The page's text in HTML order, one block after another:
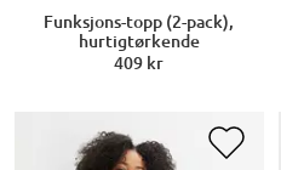
Funksjons-topp (2-pack),
hurtigtørkende
409 kr